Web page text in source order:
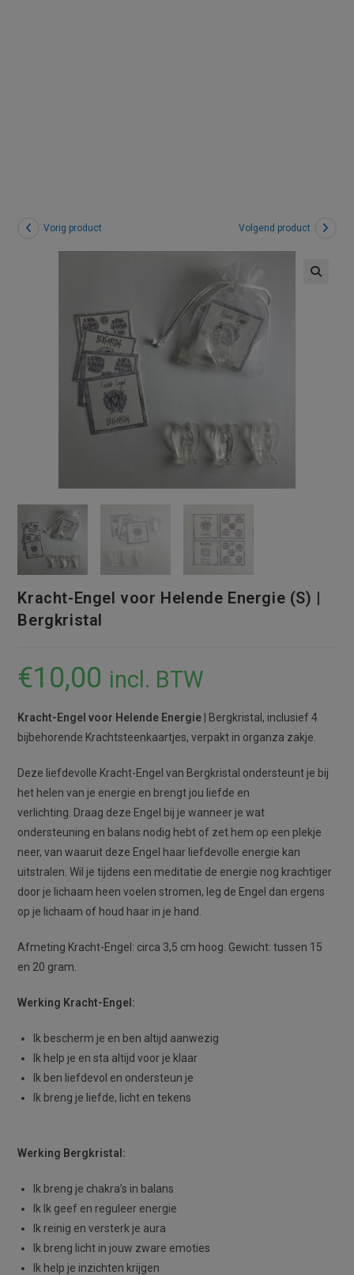
Vorig product Volgend product
Kracht-Engel voor Helende Energie (S) |
Bergkristal
€10,00 incl. BTW
Kracht-Engel voor Helende Energie
| Bergkristal, inclusief 4
bijbehorende Krachtsteenkaartjes, verpakt in organza zakje.
Deze liefdevolle Kracht-Engel van Bergkristal ondersteunt je bij
het helen van je energie en brengt jou liefde en
verlichting. Draag deze Engel bij je wanneer je wat
ondersteuning en balans nodig hebt of zet hem op een plekje
neer, van waaruit deze Engel haar liefdevolle energie kan
uitstralen. Wil je tijdens een meditatie de energie nog krachtiger
door je lichaam heen voelen stromen, leg de Engel dan ergens
op je lichaam of houd haar in je hand.
Afmeting Kracht-Engel: circa 3,5 cm hoog. Gewicht: tussen 15
en 20 gram.
Werking Kracht-Engel:
Ik bescherm je en ben altijd aanwezig
Ik help je en sta altijd voor je klaar
Ik ben liefdevol en ondersteun je
Ik breng je liefde, licht en tekens
Werking Bergkristal:
Ik breng je chakra’s in balans
Ik Ik geef en reguleer energie
Ik reinig en versterk je aura
Ik breng licht in jouw zware emoties
Ik help je inzichten krijgen